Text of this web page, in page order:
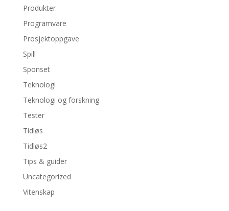
Produkter
Programvare
Prosjektoppgave
Spill
Sponset
Teknologi
Teknologi og forskning
Tester
Tidløs
Tidløs2
Tips & guider
Uncategorized
Vitenskap